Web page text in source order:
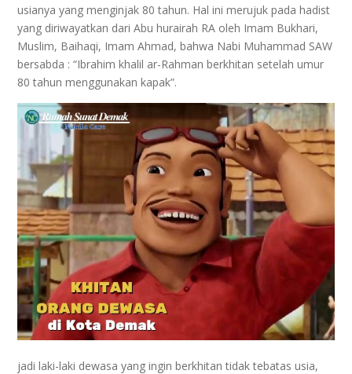
usianya yang menginjak 80 tahun. Hal ini merujuk pada hadist
yang diriwayatkan dari Abu hurairah RA oleh Imam Bukhari,
Muslim, Baihaqi, Imam Ahmad, bahwa Nabi Muhammad SAW
bersabda : “Ibrahim khalil ar-Rahman berkhitan setelah umur
80 tahun menggunakan kapak”.
jadi laki-laki dewasa yang ingin berkhitan tidak tebatas usia,